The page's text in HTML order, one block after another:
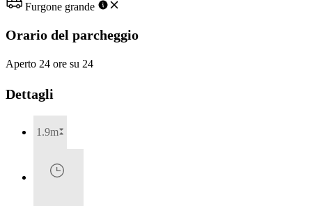
Furgone grande
Orario del parcheggio
Aperto 24 ore su 24
Dettagli
1.9m